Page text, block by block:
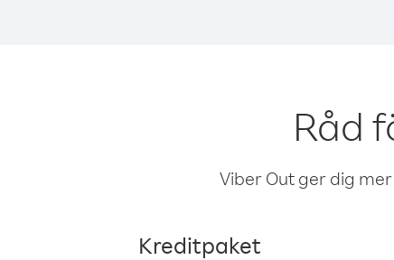
Råd
Viber Out ger dig
Kreditpaket